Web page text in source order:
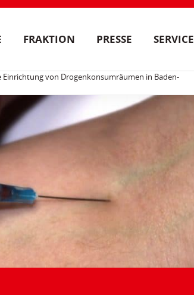
FRAKTION PRESSE SERVICE
von Drogenkonsumräumen in Baden-